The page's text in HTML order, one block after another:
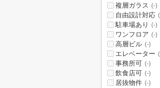
複層ガラス (-)
自由設計対応
駐車場あり (-)
ワンフロア (-)
高層ビル (-)
エレベーター
事務所可 (-)
飲食店可 (-)
居抜物件 (-)